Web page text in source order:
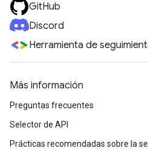
GitHub
Discord
Herramienta de
Más información
Preguntas frecuentes
Selector de API
Prácticas recomendadas sobre la